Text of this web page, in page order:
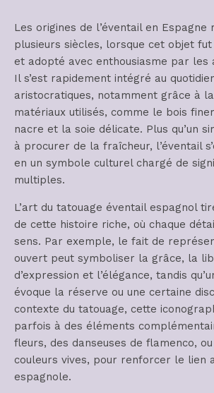
Les origines de l’éventail en Espagne
plusieurs siècles, lorsque cet objet
et adopté avec enthousiasme par les
Il s’est rapidement intégré au
aristocratiques, notamment grâce à
matériaux utilisés, comme le bois
nacre et la soie délicate. Plus qu’un
à procurer de la fraîcheur, l’éventail
en un symbole culturel chargé de
multiples.
L’art du tatouage éventail espagnol
de cette histoire riche, où chaque
sens. Par exemple, le fait de
ouvert peut symboliser la grâce, la
d’expression et l’élégance, tandis
évoque la réserve ou une certaine
contexte du tatouage, cette
parfois à des éléments
fleurs, des danseuses de flamenco,
couleurs vives, pour renforcer le lien
espagnole.